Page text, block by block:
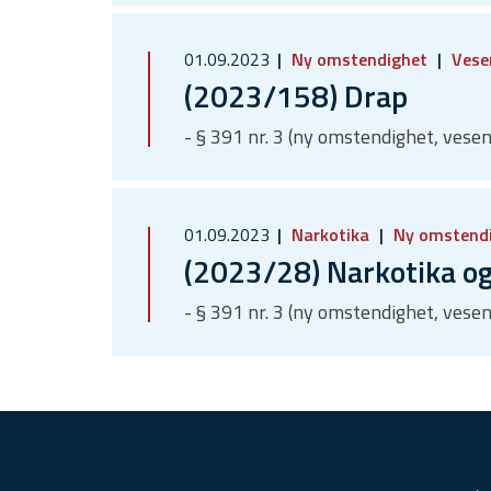
01.09.2023 Ny omstendighet
(2023/158) Drap
- § 391 nr. 3 (ny omstendighet,
01.09.2023 Narkotika Ny
(2023/28) Narkotika
- § 391 nr. 3 (ny omstendighet,